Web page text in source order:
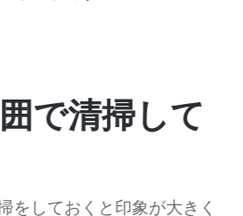
で清掃して
をしておくと印象が大きく